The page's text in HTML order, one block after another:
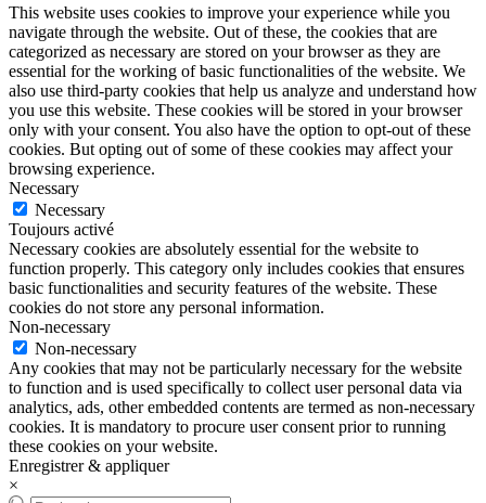
This website uses cookies to improve your experience while you
navigate through the website. Out of these, the cookies that are
categorized as necessary are stored on your browser as they are
essential for the working of basic functionalities of the website. We
also use third-party cookies that help us analyze and understand how
you use this website. These cookies will be stored in your browser
only with your consent. You also have the option to opt-out of these
cookies. But opting out of some of these cookies may affect your
browsing experience.
Necessary
Necessary
Toujours activé
Necessary cookies are absolutely essential for the website to
function properly. This category only includes cookies that ensures
basic functionalities and security features of the website. These
cookies do not store any personal information.
Non-necessary
Non-necessary
Any cookies that may not be particularly necessary for the website
to function and is used specifically to collect user personal data via
analytics, ads, other embedded contents are termed as non-necessary
cookies. It is mandatory to procure user consent prior to running
these cookies on your website.
Enregistrer & appliquer
×